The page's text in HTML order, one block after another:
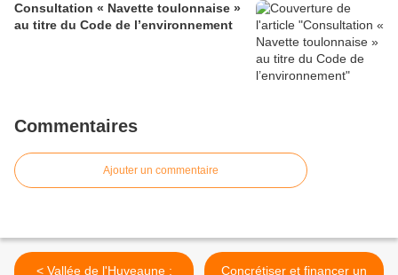
Consultation « Navette toulonnaise »
au titre du Code de l’environnement
Commentaires
Ajouter un commentaire
< Vallée de l'Huveaune :
Concrétiser et financer un